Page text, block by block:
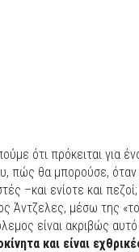
ότι πρόκειται για
πώς θα μπορούσε, όταν
–και ενίοτε και
Άντζελες, μέσω της
είναι ακριβώς αυτό
και είναι